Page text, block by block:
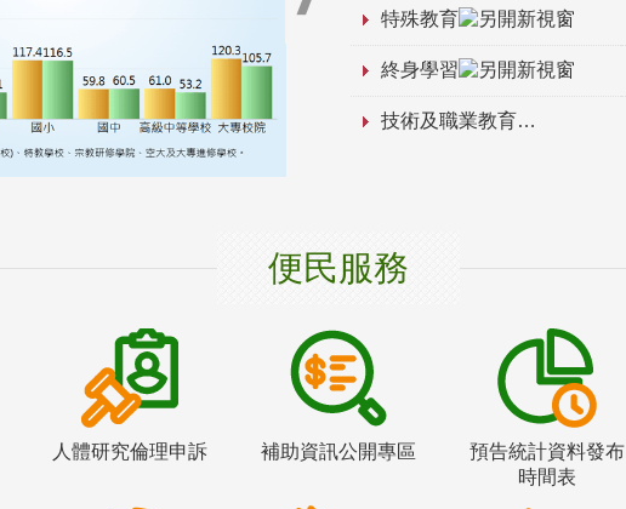
特殊教育
終身學習
技術及職業教育
便民服務
人體研究倫理申訴 補助資訊公開專區
預告統計資料發布
時間表